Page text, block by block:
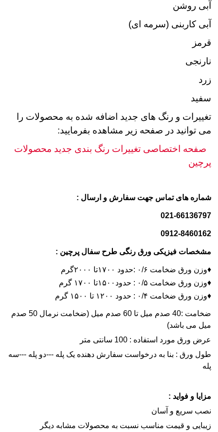
آبی روشن
آبی کاربنی (سرمه ای)
قرمز
نارنجی
زرد
سفید
تغییرات و رنگ های جدید اضافه شده به محصولات را
می توانید در صفحه زیر مشاهده بفرمایید:
صفحه اختصاصی تغییرات رنگ بندی جدید محصولات
پرچین
شماره های تماس جهت سفارش و ارسال :
021-66136797
0912-8460162
مشخصات فیزیکی ورق رنگی طرح سفال پرچین :
♦️وزن ورق ضخامت ۰/۶ :حدود ۱۷۰۰تا ۲۰۰۰گرم
♦️وزن ورق ضخامت ۰/۵ : حدود۱۵۰۰تا ۱۷۰۰ گرم
♦️وزن ورق ضخامت ۰/۴ : حدود ۱۲۰۰ تا ۱۵۰۰ گرم
ضخامت :40 صدم میل تا 60 صدم میل (ضخامت نرمال 50 صدم
میل می باشد)
عرض ورق مورد استفاده : 100 سانتی متر
طول ورق : بنا به درخواست سفارش دهنده یک پله ---دو پله ---سه
پله
مزایا و فواید :
نصب سریع و آسان
زیبایی و قیمت مناسب نسبت به محصولات مشابه دیگر